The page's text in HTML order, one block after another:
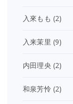
入來もも (2)
入来茉里 (9)
内田理央 (2)
和泉芳怜 (2)